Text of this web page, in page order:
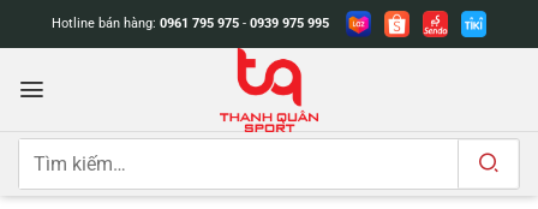
dung
Hotline bán hàng: 0961 795 975 - 0939 975 995
Tìm